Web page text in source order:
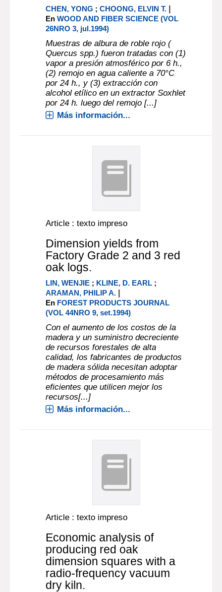
CHEN, YONG ;CHOONG, ELVIN T. |
EnWOOD AND FIBER SCIENCE (VOL
26NRO 3, jul.1994)
Muestras de albura de roble rojo (
Quercus spp.) fueron tratadas con (1)
vapor a presión atmosférico por 6 h.,
(2) remojo en agua caliente a 70°C
por 24 h., y (3) extracción con
alcohol etílico en un extractor Soxhlet
por 24 h. luego del remojo [...]
Más información...
Article : texto impreso
Dimension yields from
Factory Grade 2 and 3 red
oak logs.
LIN, WENJIE ; KLINE, D. EARL ;
ARAMAN, PHILIP A. |
En FOREST PRODUCTS JOURNAL
(VOL 44NRO 9, set.1994)
Con el aumento de los costos de la
madera y un suministro decreciente
de recursos forestales de alta
calidad, los fabricantes de productos
de madera sólida necesitan adoptar
métodos de procesamiento más
eficientes que utilicen mejor los
recursos[...]
Más información...
Article : texto impreso
Economic analysis of
producing red oak
dimension squares with a
radio-frequency vacuum
dry kiln.